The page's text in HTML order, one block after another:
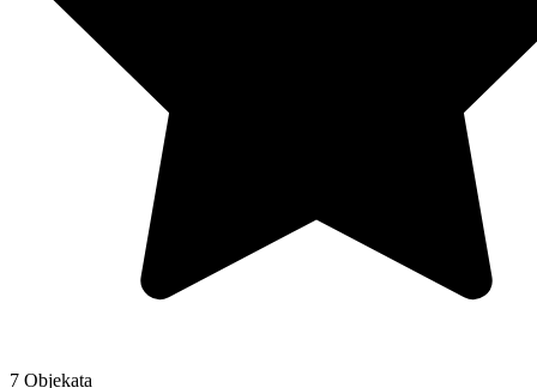
7 Objekata